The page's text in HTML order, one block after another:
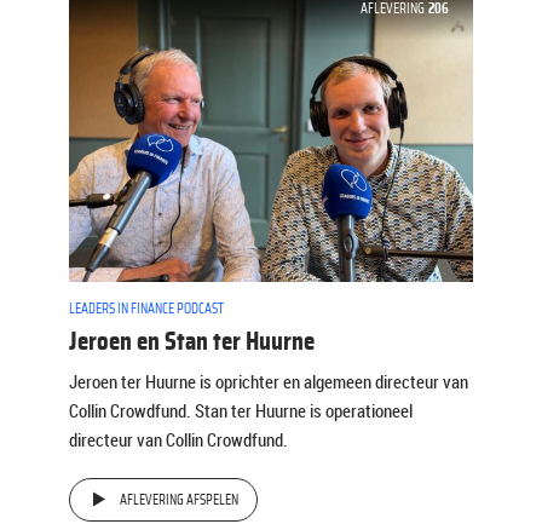
AFLEVERING 206
LEADERS IN FINANCE PODCAST
Jeroen en Stan ter Huurne
Jeroen ter Huurne is oprichter en algemeen directeur van
Collin Crowdfund. Stan ter Huurne is operationeel
directeur van Collin Crowdfund.
AFLEVERING AFSPELEN